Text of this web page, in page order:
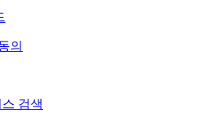
의
검색